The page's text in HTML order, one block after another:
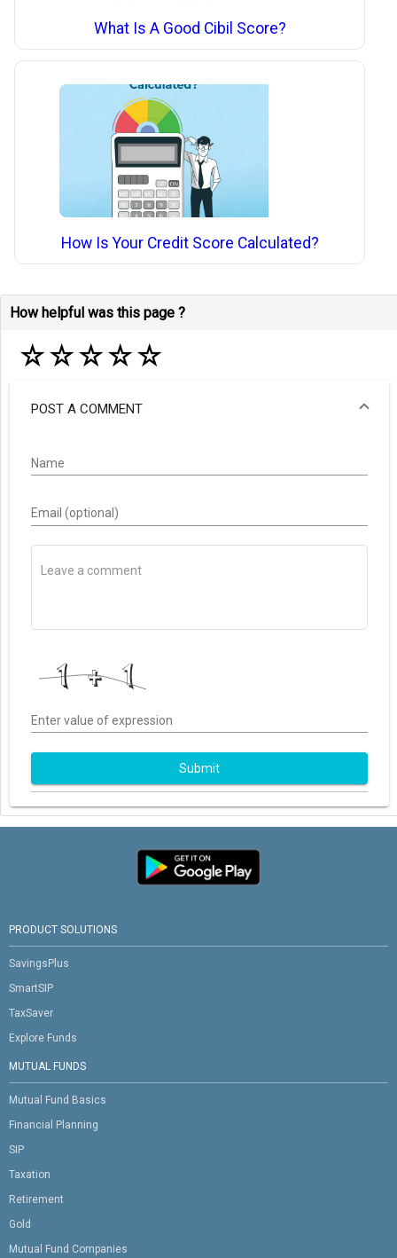
What Is A Good Cibil Score?
How Is Your Credit Score Calculated?
How helpful was this page ?
☆☆☆☆☆
POST A COMMENT
Name
Email (optional)
Enter value of expression
Submit
PRODUCT SOLUTIONS
SavingsPlus
SmartSIP
TaxSaver
Explore Funds
MUTUAL FUNDS
Mutual Fund Basics
Financial Planning
SIP
Taxation
Retirement
Gold
Mutual Fund Companies